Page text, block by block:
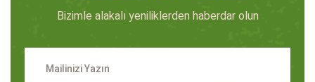
Bizimle alakalı yeniliklerden haberdar olun